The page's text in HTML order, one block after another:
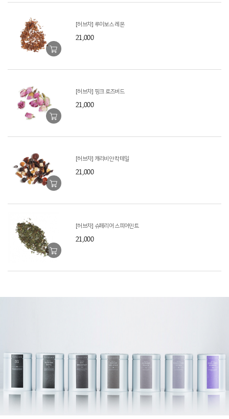
[허브차] 루이보스 레몬
21,000
[허브차] 핑크 로즈버드
21,000
[허브차] 캐리비안 칵테일
21,000
[허브차] 슈페리어 스피어민트
21,000